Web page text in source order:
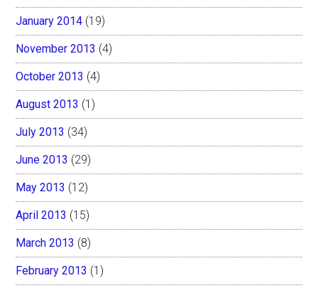
January 2014 (19)
November 2013 (4)
October 2013 (4)
August 2013 (1)
July 2013 (34)
June 2013 (29)
May 2013 (12)
April 2013 (15)
March 2013 (8)
February 2013 (1)